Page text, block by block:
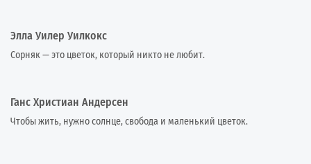
Элла Уилер Уилкокс
Сорняк — это цветок, который никто не любит.
Ганс Христиан Андерсен
Чтобы жить, нужно солнце, свобода и маленький цветок.